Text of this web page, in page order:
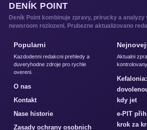
DENÍK POINT
Deník Point kombinuje zpravy, prirucky a analyzy
newsroom rozlozeni. Prubezne aktualizovano
Popularni
Kazdodenni redakcni prehledy a
duveryhodne zdroje pro rychle
overeni.
O nas
Kontakt
Nase historie
Zasady ochrany osobnich
Aktualni
kdy jet
e-PIT
krok za